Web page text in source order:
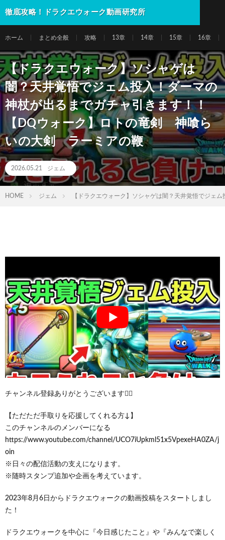
徹底攻略！ドラクエウォーク動画研究所
ホーム まとめ全般 攻略 13章 14章 15章 16章
【ドラクエウォーク】ソシャゲは
闇？天井覚悟でジェム投入！ダーマの
神杖が出るまでガチャ引きます！！
【DQウォーク】ロトの竜剣 神喰ら
いの大剣 ラーミアの鞭
2026.05.21 ジェム
HOME ジェム 【ドラクエウォーク】ソシャゲは闇？天井覚悟でジ
チャンネル登録ありがとうございます🙇‍♂️
【ただただ手取りを応援してくれる方↓】
このチャンネルのメンバーになる
https://www.youtube.com/channel/UCO7iUpkml51x5VpexeHA0ZA/j
oin
※日々の配信活動の支えになります。
※随時スタンプ追加や企画を考えています。
2023年8月6日からドラクエウォークの動画投稿をスタートしまし
た！
ドラクエウォークを中心に『今日感じたこと』や『みんなで楽しく